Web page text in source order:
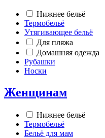
Нижнее бельё
Термобельё
Утягивающее бельё
Для пляжа
Домашняя одежда
Рубашки
Носки
Женщинам
Нижнее бельё
Термобельё
Бельё для мам